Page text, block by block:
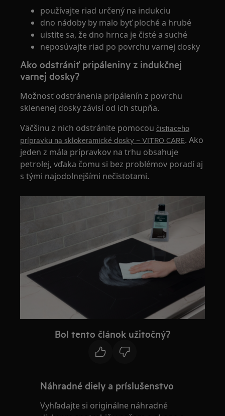
používajte riad určený na indukciu
dno nádoby by malo byť ploché a hrubé
uistite sa, že dno hrnca je čisté a suché
neposúvajte riad po povrchu varnej dosky
Ako odstrániť pripáleniny z indukčnej
varnej dosky?
Možnosť odstránenia pripálenín z povrchu
sklenenej dosky závisí od ich stupňa.
Väčšinu z nich odstránite pomocoučistiaceho
prípravku na sklokeramické dosky – VITRO CARE. Ako
jeden z mála prípravkov na trhu obsahuje
petrolej, vďaka čomu si bez problémov poradí aj
s tými najodolnejšími nečistotami.
Bol tento článok užitočný?
Náhradné diely a príslušenstvo
Vyhľadajte si originálne náhradné